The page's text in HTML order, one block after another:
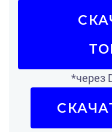
*через